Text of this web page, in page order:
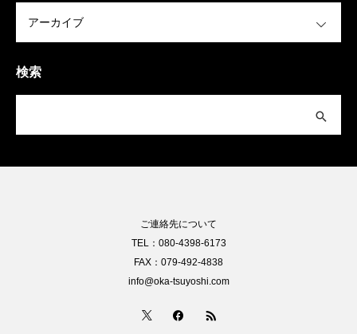
検索
ご連絡先について
TEL：080-4398-6173
FAX：079-492-4838
info@oka-tsuyoshi.com